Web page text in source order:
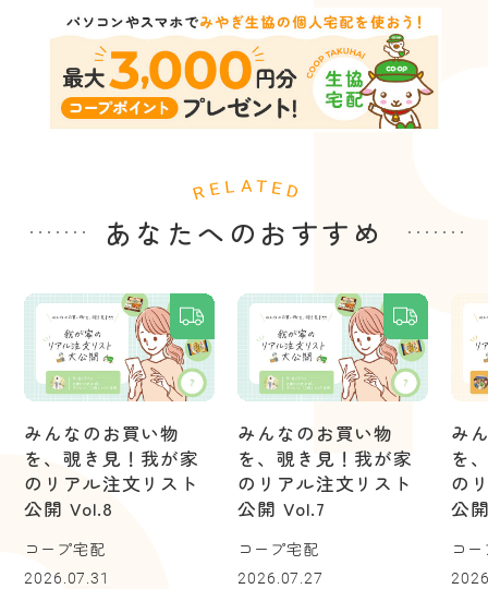
あなたへのおすすめ
みんなのお買い物
を、覗き見！我が家
のリアル注文リスト
公開 Vol.8
コープ宅配
2026.07.31
みんなのお買い物
を、覗き見！我が家
のリアル注文リスト
公開 Vol.7
コープ宅配
2026.07.27
み
を
の
公
コ